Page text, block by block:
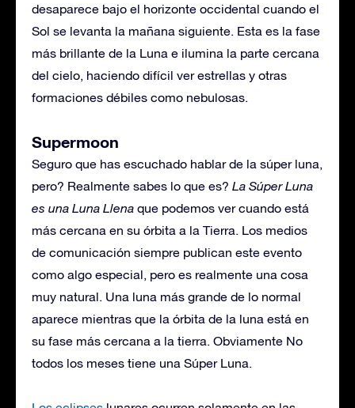
desaparece bajo el horizonte occidental cuando el
Sol se levanta la mañana siguiente. Esta es la fase
más brillante de la Luna e ilumina la parte cercana
del cielo, haciendo difícil ver estrellas y otras
formaciones débiles como nebulosas.
Supermoon
Seguro que has escuchado hablar de la súper luna,
pero? Realmente sabes lo que es? La Súper Luna
es una Luna Llena que podemos ver cuando está
más cercana en su órbita a la Tierra. Los medios
de comunicación siempre publican este evento
como algo especial, pero es realmente una cosa
muy natural. Una luna más grande de lo normal
aparece mientras que la órbita de la luna está en
su fase más cercana a la tierra. Obviamente No
todos los meses tiene una Súper Luna.